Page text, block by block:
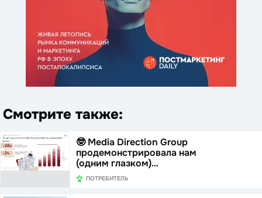
Смотрите также:
🤓 Media Direction Group
продемонстрировала нам
(одним глазком)…
ПОТРЕБИТЕЛЬ